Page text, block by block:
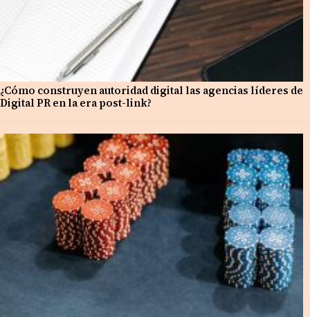
¿Cómo construyen autoridad digital las agencias líderes de
Digital PR en la era post-link?